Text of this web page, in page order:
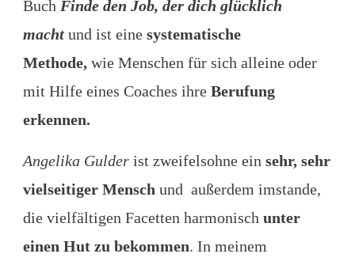
Buch Finde den Job, der dich glücklich
macht und ist eine systematische
Methode, wie Menschen für sich alleine oder
mit Hilfe eines Coaches ihre Berufung
erkennen.
Angelika Gulder ist zweifelsohne ein sehr, sehr
vielseitiger Mensch und außerdem imstande,
die vielfältigen Facetten harmonisch unter
einen Hut zu bekommen. In meinem